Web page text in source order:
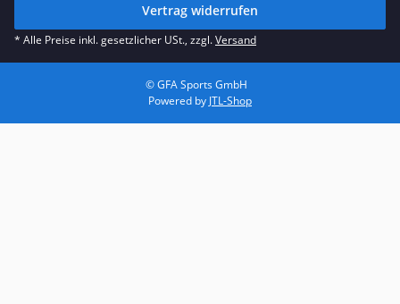
Vertrag widerrufen
* Alle Preise inkl. gesetzlicher USt., zzgl.Versand
© GFA Sports GmbH
Powered by JTL-Shop